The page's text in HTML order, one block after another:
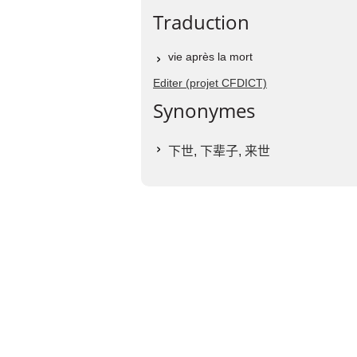
Traduction
vie après la mort
Editer (projet CFDICT)
Synonymes
下世, 下辈子, 来世